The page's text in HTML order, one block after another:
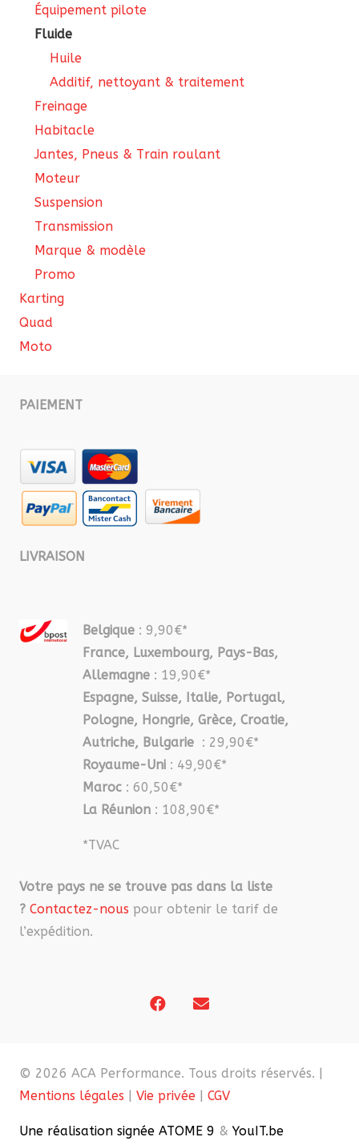
Équipement pilote
Fluide
Huile
Additif, nettoyant & traitement
Freinage
Habitacle
Jantes, Pneus & Train roulant
Moteur
Suspension
Transmission
Marque & modèle
Promo
Karting
Quad
Moto
PAIEMENT
LIVRAISON
Belgique : 9,90€*
France, Luxembourg, Pays-Bas,
Allemagne : 19,90€*
Espagne, Suisse, Italie, Portugal,
Pologne, Hongrie, Grèce, Croatie,
Autriche, Bulgarie : 29,90€*
Royaume-Uni : 49,90€*
Maroc : 60,50€*
La Réunion : 108,90€*
*TVAC
Votre pays ne se trouve pas dans la liste
? Contactez-nous pour obtenir le tarif de
l’expédition.
© 2026 ACA Performance. Tous droits réservés. |
Mentions légales | Vie privée | CGV
Une réalisation signée ATOME 9 & YouIT.be